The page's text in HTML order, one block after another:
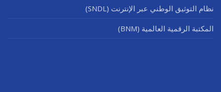
نظام التوثيق الوطني عبر الإنترنت (SNDL)
المكتبة الرقمية العالمية (BNM)